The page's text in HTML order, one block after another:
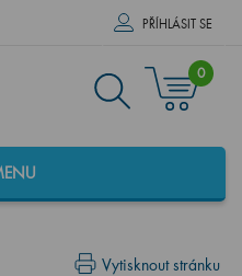
PŘÍHLÁSIT SE
0
Vytisknout stránku